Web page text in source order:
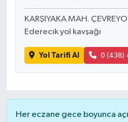
KARŞIYAKA MAH.
Ederecık yol kavşağı
Yol Tarifi Al 0 (438)
Her eczane gece boyunca